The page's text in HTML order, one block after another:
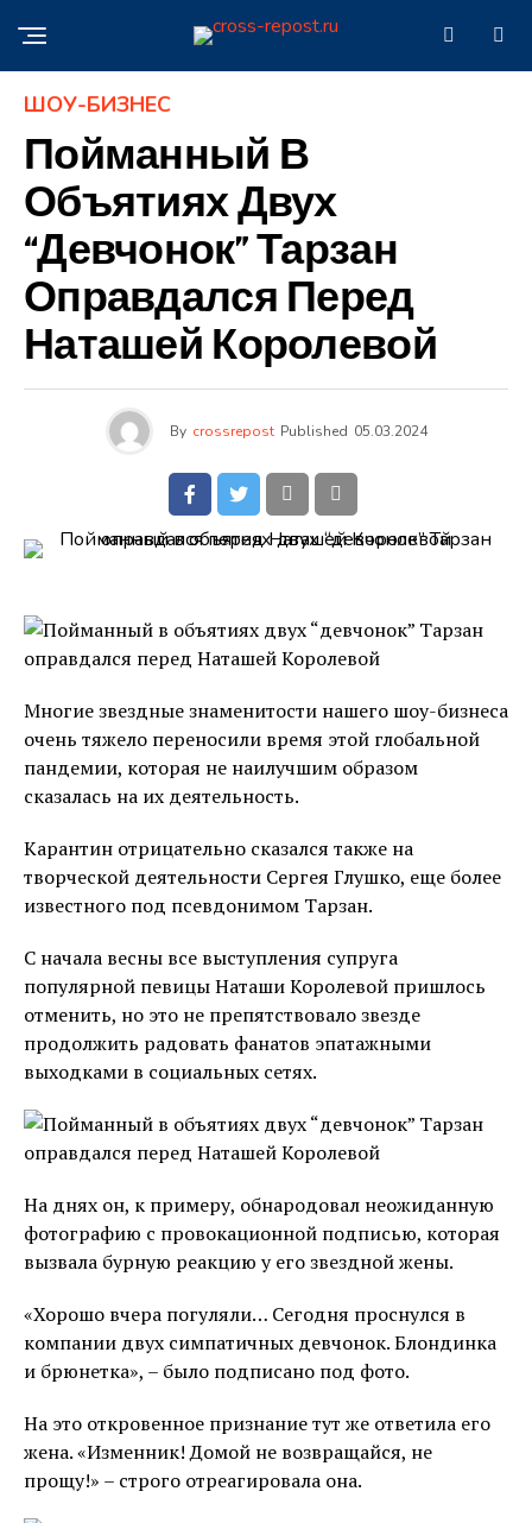
ШОУ-БИЗНЕС
Пойманный В
Объятиях Двух
“девчонок” Тарзан
Оправдался Перед
Наташей Королевой
By crossrepost Published 05.03.2024
Многие звездные знаменитости нашего шоу-бизнеса
очень тяжело переносили время этой глобальной
пандемии, которая не наилучшим образом
сказалась на их деятельность.
Карантин отрицательно сказался также на
творческой деятельности Сергея Глушко, еще более
известного под псевдонимом Тарзан.
С начала весны все выступления супруга
популярной певицы Наташи Королевой пришлось
отменить, но это не препятствовало звезде
продолжить радовать фанатов эпатажными
выходками в социальных сетях.
На днях он, к примеру, обнародовал неожиданную
фотографию с провокационной подписью, которая
вызвала бурную реакцию у его звездной жены.
«Хорошо вчера погуляли… Сегодня проснулся в
компании двух симпатичных девчонок. Блондинка
и брюнетка», – было подписано под фото.
На это откровенное признание тут же ответила его
жена. «Изменник! Домой не возвращайся, не
прощу!» – строго отреагировала она.